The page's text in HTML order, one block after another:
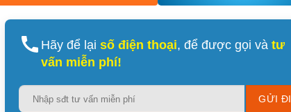
Hãy để lại số điện thoại, để được gọi và tư
vấn miễn phí!
Please
XEM CHI TIẾT XEM CHI TIẾT